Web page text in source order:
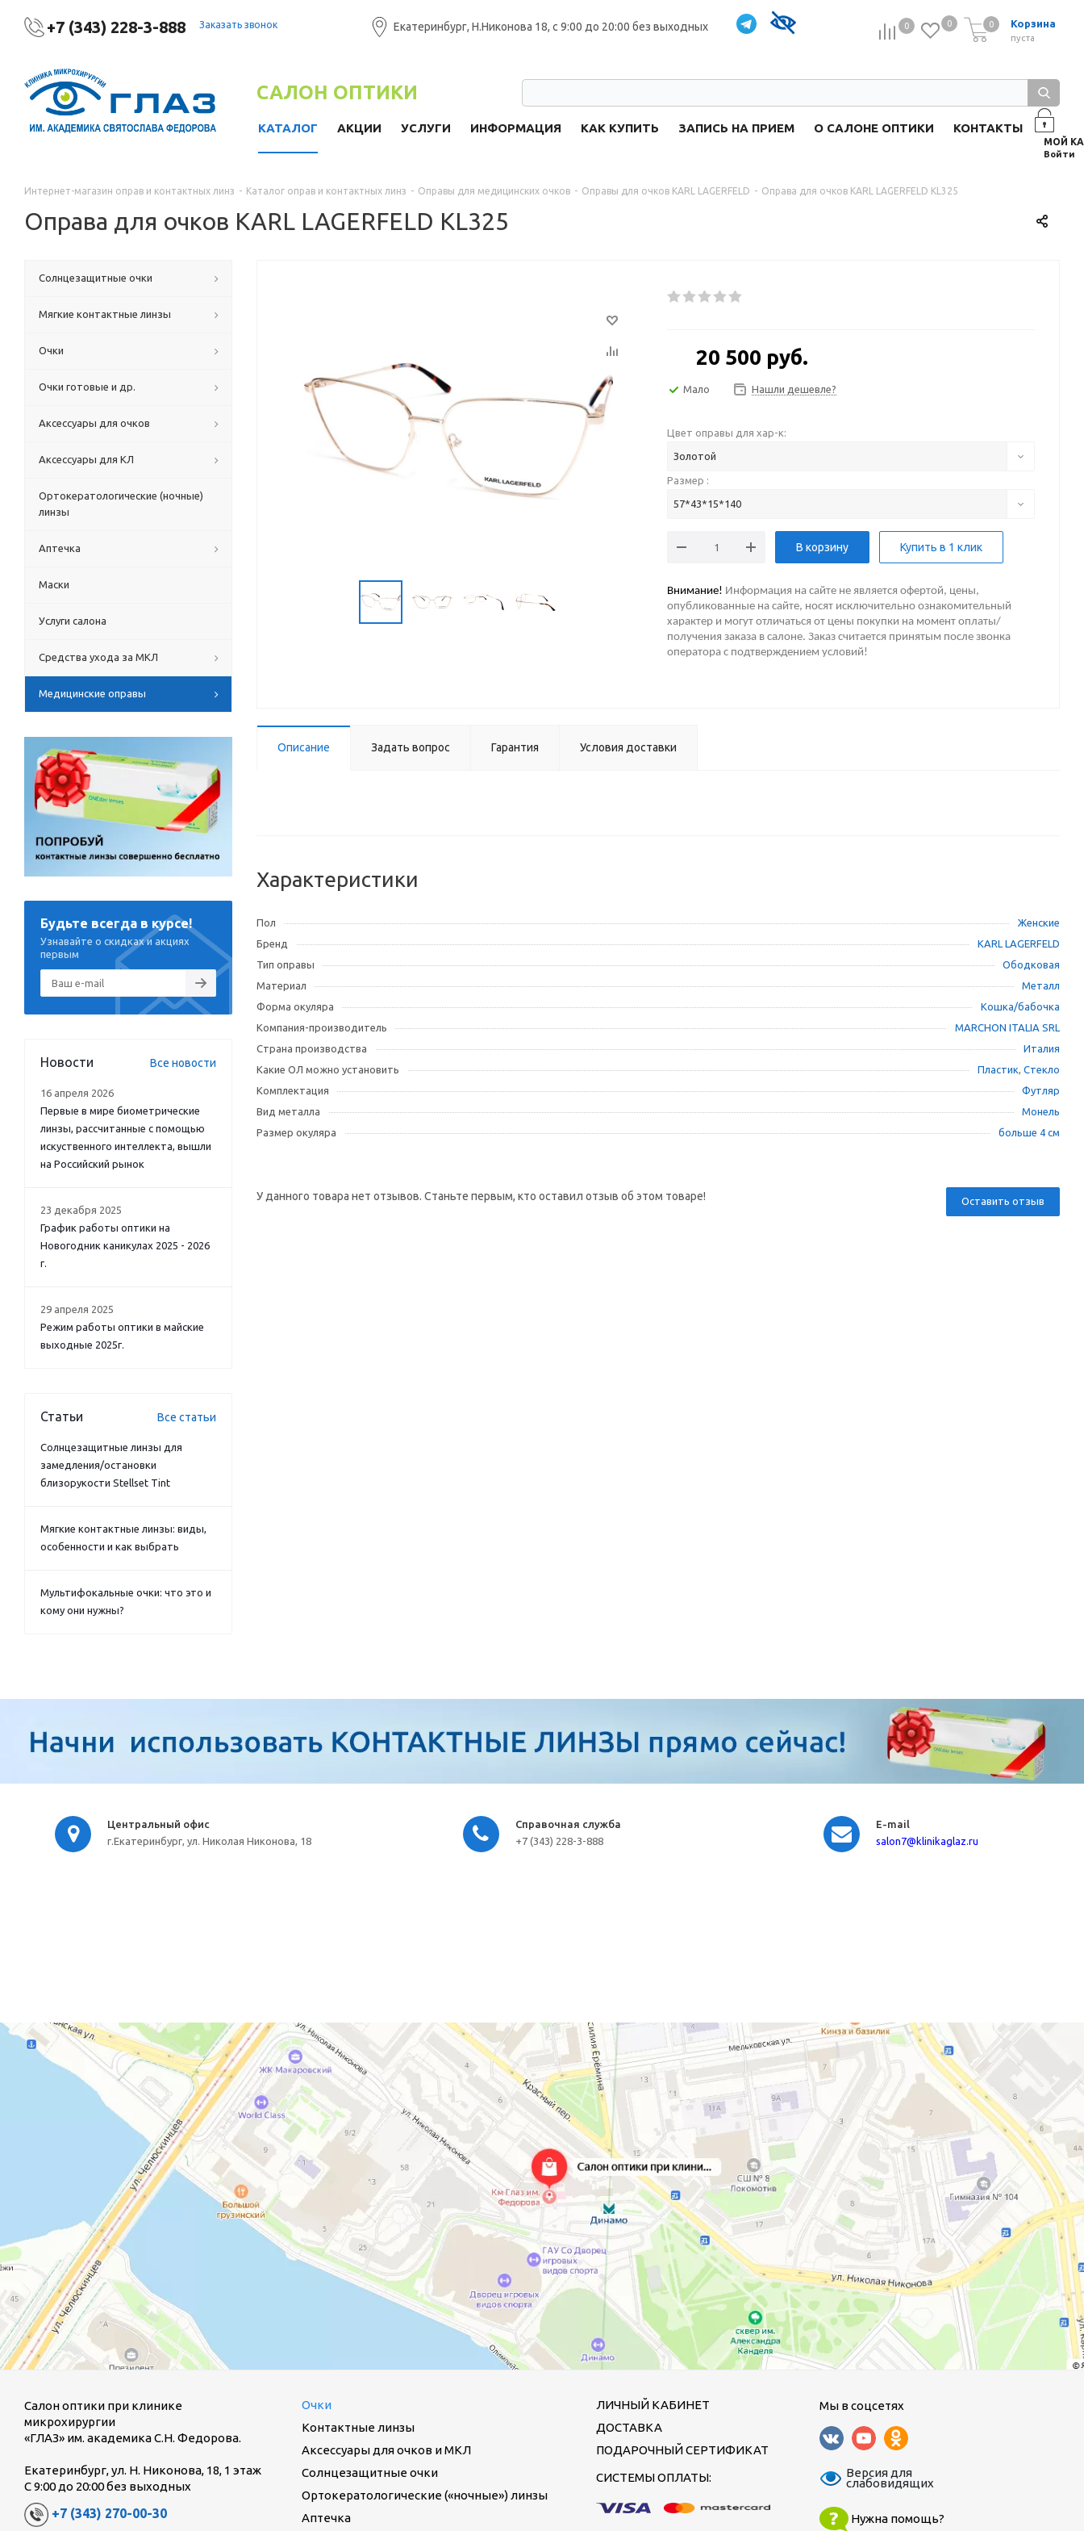
+7 (343) 228-3-888 Заказать звонок Екатеринбург, Н.Никонова 18, с 9:00 до 20:00 без выходных 0 0 Корзина
0
пуста
0
САЛОН ОПТИКИ
КАТАЛОГ АКЦИИ УСЛУГИ ИНФОРМАЦИЯ КАК КУПИТЬ ЗАПИСЬ НА ПРИЕМ О САЛОНЕ ОПТИКИ КОНТАКТЫ
Войти
Интернет-магазин оправ и контактных линз - Каталог оправ и контактных линз - Оправы для медицинских очков - Оправы для очков KARL LAGERFELD - Оправа для очков KARL LAGERFELD KL325
Оправа для очков KARL LAGERFELD KL325
20 500 руб.
Мало Нашли дешевле?
Цвет оправы для хар-к:
Золотой
Размер :
57*43*15*140
В корзину Купить в 1 клик
Внимание! Информация на сайте не является офертой, цены,
опубликованные на сайте, носят исключительно ознакомительный
характер и могут отличаться от цены покупки на момент оплаты/
получения заказа в салоне. Заказ считается принятым после звонка
оператора с подтверждением условий!
Описание Задать вопрос Гарантия Условия доставки
Характеристики
Пол
Женские
Бренд
KARL LAGERFELD
Тип оправы
Ободковая
Материал
Металл
Форма окуляра
Кошка/бабочка
Компания-производитель
MARCHON ITALIA SRL
Страна производства
Италия
Какие ОЛ можно установить
Пластик, Стекло
Комплектация
Футляр
Вид металла
Монель
Размер окуляра
больше 4 см
Оставить отзыв
У данного товара нет отзывов. Станьте первым, кто оставил отзыв об этом товаре!
Солнцезащитные очки
Мягкие контактные линзы
Очки
Очки готовые и др.
Аксессуары для очков
Аксессуары для КЛ
Ортокератологические (ночные)
линзы
Аптечка
Маски
Услуги салона
Средства ухода за МКЛ
Медицинские оправы
Будьте всегда в курсе!
Узнавайте о скидках и акциях
первым
Новости Все новости
16 апреля 2026
Первые в мире биометрические
линзы, рассчитанные с помощью
искуственного интеллекта, вышли
на Российский рынок
23 декабря 2025
График работы оптики на
Новогодник каникулах 2025 - 2026
г.
29 апреля 2025
Режим работы оптики в майские
выходные 2025г.
Статьи Все статьи
Солнцезащитные линзы для
замедления/остановки
близорукости Stellset Tint
Мягкие контактные линзы: виды,
особенности и как выбрать
Мультифокальные очки: что это и
кому они нужны?
Центральный офис
г.Екатеринбург, ул. Николая Никонова, 18
Справочная служба
+7 (343) 228-3-888
E-mail
salon7@klinikaglaz.ru
Салон оптики при клинике
микрохирургии
«ГЛАЗ» им. академика С.Н. Федорова.
Екатеринбург, ул. Н. Никонова, 18, 1 этаж
С 9:00 до 20:00 без выходных
+7 (343) 270-00-30
Очки
Контактные линзы
Аксессуары для очков и МКЛ
Солнцезащитные очки
Ортокератологические («ночные») линзы
Аптечка
ЛИЧНЫЙ КАБИНЕТ
ДОСТАВКА
ПОДАРОЧНЫЙ СЕРТИФИКАТ
СИСТЕМЫ ОПЛАТЫ:
Мы в соцсетях
Версия для
слабовидящих
Нужна помощь?